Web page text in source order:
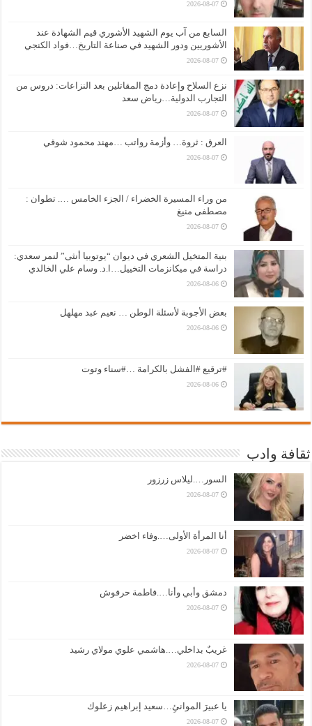
2026-08-07
السابع من آب يوم الشهيد الأشوري قيم الشهادة عند
الأشوريين ودور الشهيد في صناعة التاريخ…فواد الكنجي
2026-08-07
نزع السلاح وإعادة دمج المقاتلين بعد النزاعات: دروس من
التجارب الدولية…رياض سعد
2026-08-07
العرق : ثروة… وأزمة رواتب …مهند محمود شوقي
2026-08-07
من وراء المسيرة الخضراء / الجزء الخامس …. تطوان :
مصطفى منيغ
2026-08-07
بنية المتخيل الشعري في ديوان “يوتوبيا أنثى” لنمر سعدي:
دراسة في ميكانزمات التخييل…ا.د. وسام علي الخالدي
2026-08-06
بعض الأجوبة لأسئلة الوطن … نعيم عبد مهلهل
2026-08-06
#ترقيع #الفشل بالكرامة …#سناء وتوت
2026-08-06
ثقافة وادب
السور….ليلاس زرزور
2026-08-07
أنا المرأة الأولى….وفاء اخضر
2026-08-07
دمشق وأبي وأنا….فاطمة حرفوش
2026-08-07
غريبٌ بداخلي….هاشمي علوي مولاي رشيد
2026-08-07
يا عبيرَ الموانئِ…سعيد إبراهيم زعلوك
2026-08-07